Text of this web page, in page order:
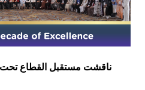
ناقشت مستقبل القطاع تحت